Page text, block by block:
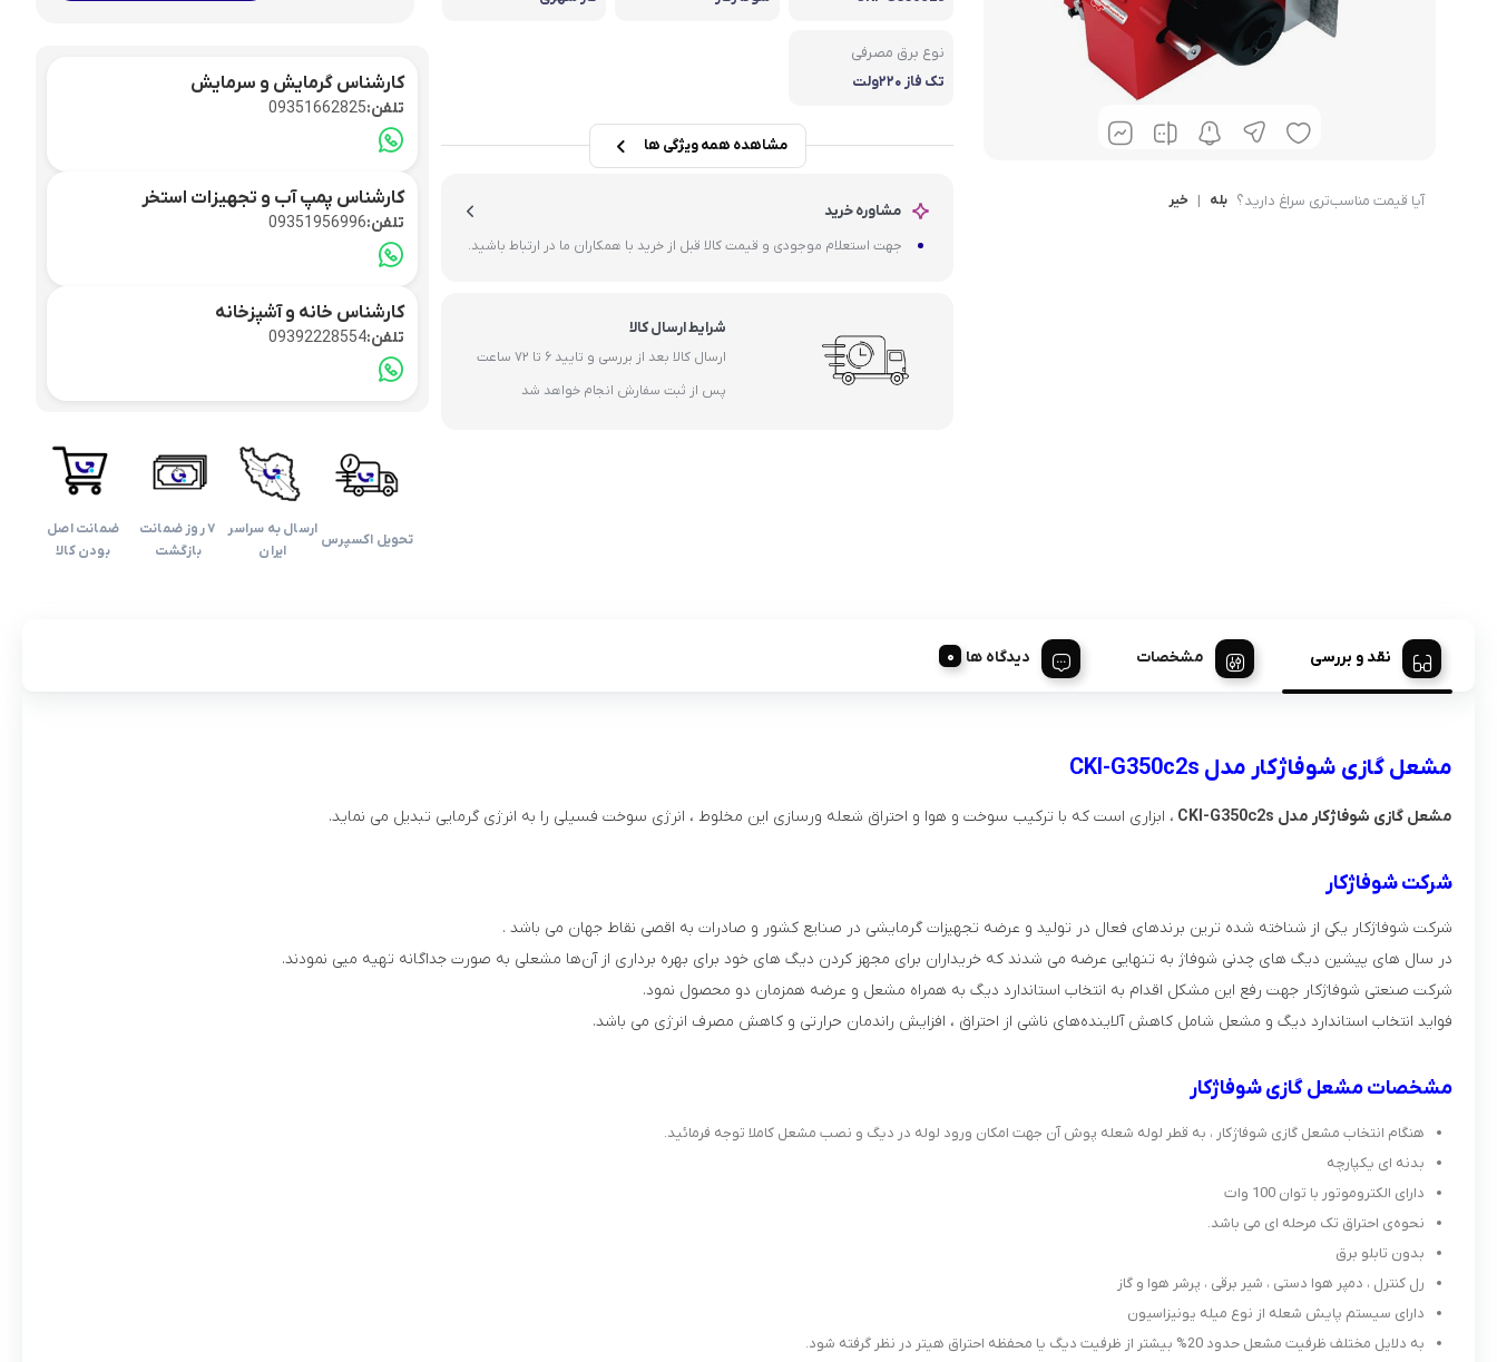
حوله خشک کن
آیا قیمت مناسب‌تری سراغ دارید؟ بله | خیر
نوع برق مصرفی
تک فاز ۲۲۰ولت
مشاهده همه ویژگی ها
مشاوره خرید
جهت استعلام موجودی و قیمت کالا قبل از خرید با همکاران ما در ارتباط باشید.
شرایط ارسال کالا
ارسال کالا بعد از بررسی و تایید ۶ تا ۷۲ ساعت
پس از ثبت سفارش انجام خواهد شد
کارشناس گرمایش و سرمایش
تلفن:09351662825
کارشناس پمپ آب و تجهیزات استخر
تلفن:09351956996
کارشناس خانه و آشپزخانه
تلفن:09392228554
تحویل اکسپرس
ارسال به سراسر
ایران
۷ روز ضمانت
بازگشت
ضمانت اصل
بودن کالا
نقد و بررسی مشخصات دیدگاه ها
مشعل گازی شوفاژکار مدل CKI-G350c2s
مشعل گازی شوفاژکار مدل CKI-G350c2s ، ابزاری است که با ترکیب سوخت و هوا و احتراق شعله ورسازی این مخلوط ، انرژی سوخت فسیلی را به انرژی گرمایی تبدیل می نماید.
شرکت شوفاژکار
شرکت شوفاژكار یکی از شناخته شده ترین برندهای فعال در تولید و عرضه تجهیزات گرمایشی در صنايع كشور و صادرات به اقصی نقاط جهان می‌ باشد .
در سال‌ های پيشين ديگ‌ های چدنی شوفاژ به تنهايی عرضه می شدند كه خريداران برای مجهز كردن ديگ‌ های خود برای بهره برداری از آن‌ها مشعلی به صورت جداگانه تهيه ميی نمودند.
شركت صنعتی شوفاژكار جهت رفع اين مشكل اقدام به انتخاب استاندارد ديگ به همراه مشعل و عرضه همزمان دو محصول نمود.
فوايد انتخاب استاندارد ديگ و مشعل شامل كاهش آلاينده‌های ناشی از احتراق ، افزايش راندمان حرارتی و كاهش مصرف انرژی می باشد.
مشخصات مشعل گازی شوفاژکار
هنگام انتخاب مشعل گازی شوفاژکار ، به قطر لوله شعله پوش آن جهت امکان ورود لوله در دیگ و نصب مشعل کاملا توجه فرمائید.
بدنه‌ ای یکپارچه
دارای الکتروموتور با توان 100 وات
نحوه‌ی احتراق تک مرحله‌ ای می‌ باشد.
بدون تابلو برق
رل کنترل ، دمپر هوا دستی ، شیر برقی ، پرشر هوا و گاز
دارای سیستم پایش شعله از نوع میله یونیزاسیون
به دلایل مختلف ظرفیت مشعل حدود 20% بیشتر از ظرفیت دیگ یا محفظه احتراق هیتر در نظر گرفته شود.